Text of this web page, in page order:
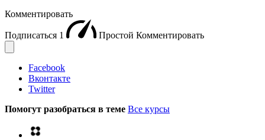
Комментировать
Подписаться 1 Простой Комментировать
Facebook
Вконтакте
Twitter
Помогут разобраться в теме Все курсы